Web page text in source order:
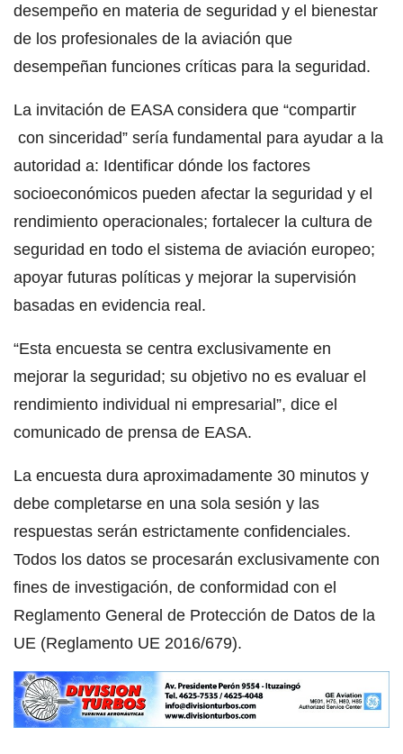
desempeño en materia de seguridad y el bienestar
de los profesionales de la aviación que
desempeñan funciones críticas para la seguridad.
La invitación de EASA considera que “compartir
con sinceridad” sería fundamental para ayudar a la
autoridad a: Identificar dónde los factores
socioeconómicos pueden afectar la seguridad y el
rendimiento operacionales; fortalecer la cultura de
seguridad en todo el sistema de aviación europeo;
apoyar futuras políticas y mejorar la supervisión
basadas en evidencia real.
“Esta encuesta se centra exclusivamente en
mejorar la seguridad; su objetivo no es evaluar el
rendimiento individual ni empresarial”, dice el
comunicado de prensa de EASA.
La encuesta dura aproximadamente 30 minutos y
debe completarse en una sola sesión y las
respuestas serán estrictamente confidenciales.
Todos los datos se procesarán exclusivamente con
fines de investigación, de conformidad con el
Reglamento General de Protección de Datos de la
UE (Reglamento UE 2016/679).